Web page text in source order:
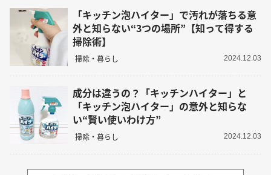
「キッチン泡ハイター」で汚れが落ちる意
外と知らない“3つの場所”【知って得する
掃除術】
掃除・暮らし 2024.12.03
成分は違うの？「キッチンハイター」と
「キッチン泡ハイター」の意外と知らな
い“賢い使いわけ方”
掃除・暮らし 2024.12.03